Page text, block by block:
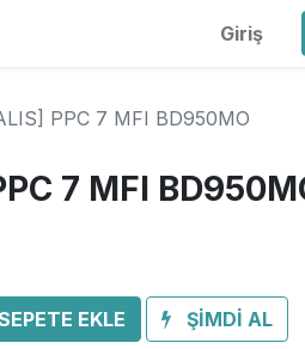
Giriş
PPC 7 MFI BD950MO
7 MFI
EKLE ŞİMDİ AL